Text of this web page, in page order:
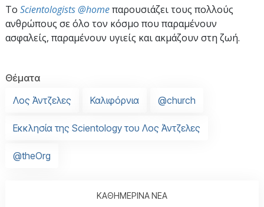
To Scientologists @homeπαρουσιάζει τους πολλούς
ανθρώπους σε όλο τον κόσμο που παραμένουν
ασφαλείς, παραμένουν υγιείς και ακμάζουν στη ζωή.
Θέματα
Λος Άντζελες
Καλιφόρνια @church
Εκκλησία της Scientology του Λος Άντζελες
@theOrg
ΚΑΘΗΜΕΡΙΝΑ ΝΕΑ